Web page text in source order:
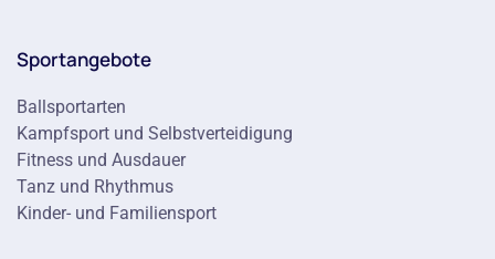
Sportangebote
Ballsportarten
Kampfsport und Selbstverteidigung
Fitness und Ausdauer
Tanz und Rhythmus
Kinder- und Familiensport